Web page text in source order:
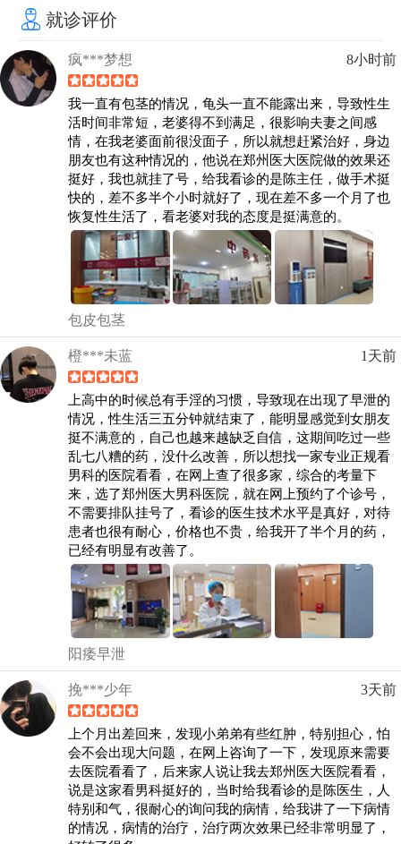
就诊评价
疯***梦想 8小时前
我一直有包茎的情况，龟头一直不能露出来，导致性生
活时间非常短，老婆得不到满足，很影响夫妻之间感
情，在我老婆面前很没面子，所以就想赶紧治好，身边
朋友也有这种情况的，他说在郑州医大医院做的效果还
挺好，我也就挂了号，给我看诊的是陈主任，做手术挺
快的，差不多半个小时就好了，现在差不多一个月了也
恢复性生活了，看老婆对我的态度是挺满意的。
包皮包茎
橙***未蓝 1天前
上高中的时候总有手淫的习惯，导致现在出现了早泄的
情况，性生活三五分钟就结束了，能明显感觉到女朋友
挺不满意的，自己也越来越缺乏自信，这期间吃过一些
乱七八糟的药，没什么改善，所以想找一家专业正规看
男科的医院看看，在网上查了很多家，综合的考量下
来，选了郑州医大男科医院，就在网上预约了个诊号，
不需要排队挂号了，看诊的医生技术水平是真好，对待
患者也很有耐心，价格也不贵，给我开了半个月的药，
已经有明显有改善了。
阳痿早泄
挽***少年 3天前
上个月出差回来，发现小弟弟有些红肿，特别担心，怕
会不会出现大问题，在网上咨询了一下，发现原来需要
去医院看看了，后来家人说让我去郑州医大医院看看，
说是这家看男科挺好的，当时给我看诊的是陈医生，人
特别和气，很耐心的询问我的病情，给我讲了一下病情
的情况，病情的治疗，治疗两次效果已经非常明显了，